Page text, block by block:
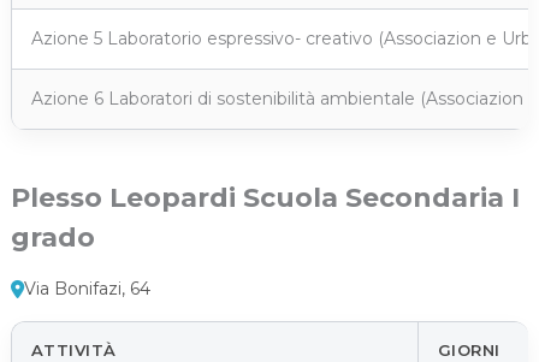
Azione 5 Laboratorio espressivo- creativo (Associazion e
Azione 6 Laboratori di sostenibilità ambientale (Associazion
Plesso Leopardi Scuola Secondaria I
grado
Via Bonifazi, 64
ATTIVITÀ GIORNI